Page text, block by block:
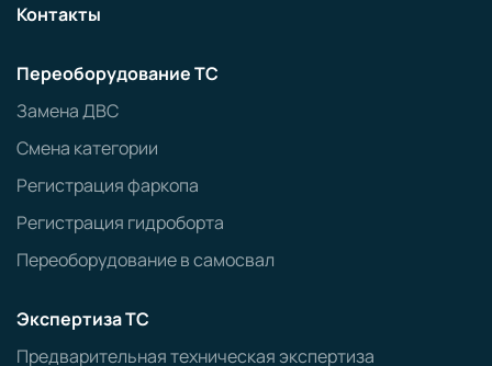
Контакты
Переоборудование ТС
Замена ДВС
Смена категории
Регистрация фаркопа
Регистрация гидроборта
Переоборудование в самосвал
Экспертиза ТС
Предварительная техническая экспертиза